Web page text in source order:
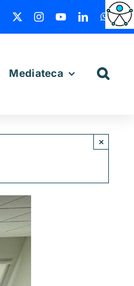
Mediateca
×